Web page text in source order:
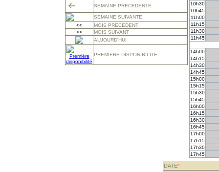
SEMAINE PRECEDENTE
SEMAINE SUIVANTE
<<
MOIS PRECEDENT
>>
MOIS SUIVANT
AUJOURD'HUI
PREMIERE DISPONIBILITE
10h30
10h45
11h00
11h15
11h30
11h45
14h00
14h15
14h30
14h45
15h00
15h15
15h30
15h45
16h00
16h15
16h30
16h45
17h00
17h15
17h30
17h45
DATE*